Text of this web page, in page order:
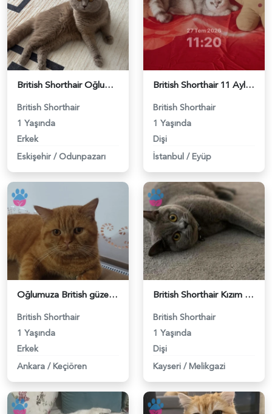
British Shorthair Oğlumuza eş arıyoruz - 118984638
British Shorthair
1 Yaşında
Erkek
Eskişehir / Odunpazarı
British Shorthair 11 Aylık Kızım Eş Arıyor - 118984640
British Shorthair
1 Yaşında
Dişi
İstanbul / Eyüp
Oğlumuza British güzel dişi arıyoruz - 118984620
British Shorthair
1 Yaşında
Erkek
Ankara / Keçiören
British Shorthair Kızım Mila'ya eş arıyorum - 118984614
British Shorthair
1 Yaşında
Dişi
Kayseri / Melikgazi